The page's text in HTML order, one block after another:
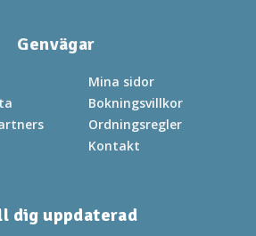
Genvägar
Mina sidor
Bokningsvillkor
Ordningsregler
Kontakt
dig uppdaterad